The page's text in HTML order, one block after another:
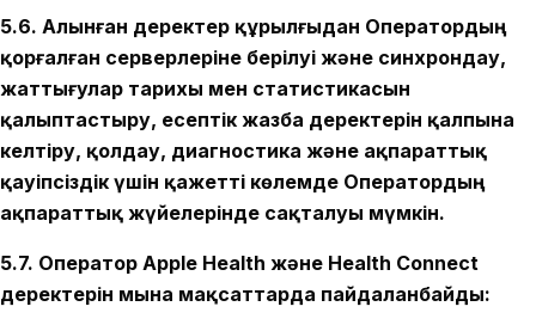
5.6. Алынған деректер құрылғыдан Оператордың
қорғалған серверлеріне берілуі және синхрондау,
жаттығулар тарихы мен статистикасын
қалыптастыру, есептік жазба деректерін қалпына
келтіру, қолдау, диагностика және ақпараттық
қауіпсіздік үшін қажетті көлемде Оператордың
ақпараттық жүйелерінде сақталуы мүмкін.
5.7. Оператор Apple Health және Health Connect
деректерін мына мақсаттарда пайдаланбайды: